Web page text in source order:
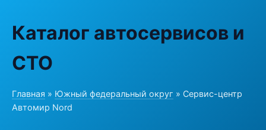
Каталог автосервисов и
СТО
Главная » Южный федеральный округ » Сервис-центр
Автомир Nord